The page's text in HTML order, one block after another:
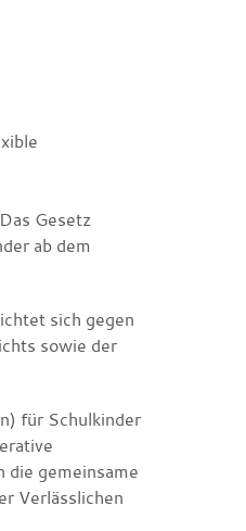
Gesetz
ab dem
sich gegen
sowie der
für Schulkinder
die gemeinsame
Verlässlichen